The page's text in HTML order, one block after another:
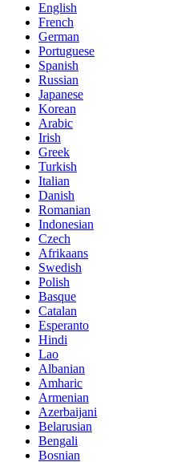
English
French
German
Portuguese
Spanish
Russian
Japanese
Korean
Arabic
Irish
Greek
Turkish
Italian
Danish
Romanian
Indonesian
Czech
Afrikaans
Swedish
Polish
Basque
Catalan
Esperanto
Hindi
Lao
Albanian
Amharic
Armenian
Azerbaijani
Belarusian
Bengali
Bosnian